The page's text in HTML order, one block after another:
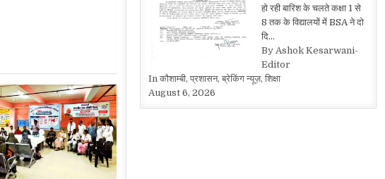
हो रही बारिश के चलते कक्षा 1 से
8 तक के विद्यालयों में BSA ने दो
दि…
By Ashok Kesarwani-
Editor
In कौशाम्बी, प्रशासन, ब्रेकिंग न्यूज़, शिक्षा
August 6, 2026